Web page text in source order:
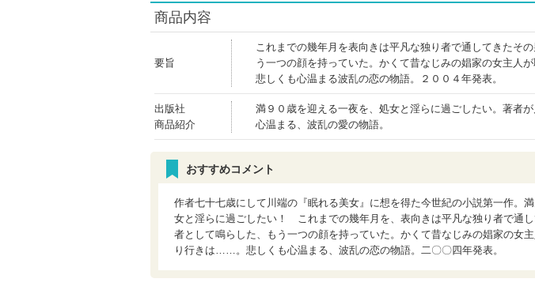
商品内容
要旨
これまでの幾年月を表向きは平凡な独り者で通してきたそ
う一つの顔を持っていた。かくて昔なじみの娼家の女主人
悲しくも心温まる波乱の恋の物語。２００４年発表。
出版社
商品紹介
満９０歳を迎える一夜を、処女と淫らに過ごしたい。著者
心温まる、波乱の愛の物語。
おすすめコメント
作者七十七歳にして川端の『眠れる美女』に想を得た今世紀の小説第一作。
女と淫らに過ごしたい！ これまでの幾年月を、表向きは平凡な独り者で通
者として鳴らした、もう一つの顔を持っていた。かくて昔なじみの娼家の女
り行きは……。悲しくも心温まる、波乱の恋の物語。二〇〇四年発表。